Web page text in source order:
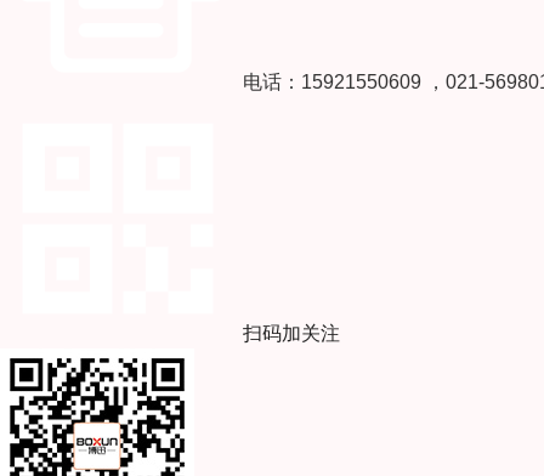
电话：15921550609 ，021-
扫码加关注